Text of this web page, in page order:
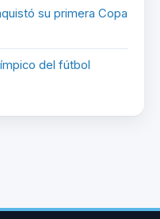
su primera Copa
del fútbol